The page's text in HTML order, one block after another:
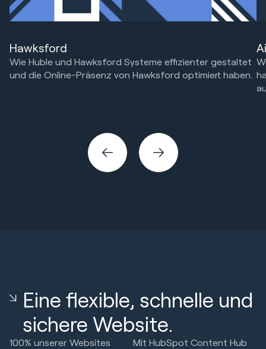
Hawksford
Wie Huble und Hawksford Systeme effizienter gestaltet
und die Online-Präsenz von Hawksford optimiert haben.
Eine flexible, schnelle und
sichere Website.
100% unserer Websites
Mit HubSpot Content Hub